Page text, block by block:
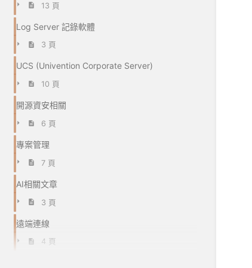
13 頁
Log Server 記錄軟體
3 頁
UCS (Univention Corporate Server)
10 頁
開源資安相關
6 頁
專案管理
7 頁
AI相關文章
3 頁
遠端連線
4 頁